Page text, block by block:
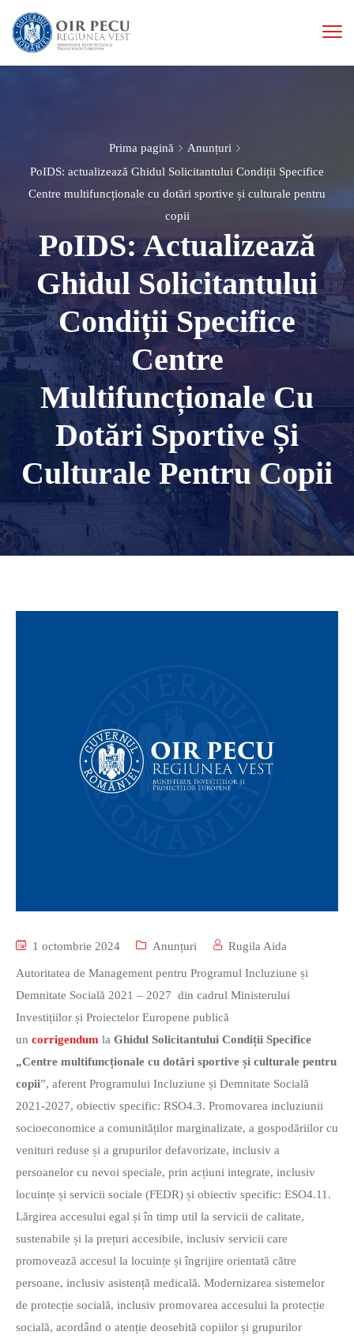
Prima pagină
Anunțuri
PoIDS: actualizează Ghidul Solicitantului Condiții Specifice
Centre multifuncționale cu dotări sportive și culturale pentru
copii
PoIDS: Actualizează
Ghidul Solicitantului
Condiții Specifice
Centre
Multifuncționale Cu
Dotări Sportive Și
Culturale Pentru Copii
1 octombrie 2024 Anunțuri Rugila Aida
Autoritatea de Management pentru Programul Incluziune și
Demnitate Socială 2021 – 2027 din cadrul Ministerului
Investițiilor și Proiectelor Europene publică
un corrigendum la Ghidul Solicitantului Condiții Specifice
„Centre multifuncționale cu dotări sportive și culturale pentru
copii”, aferent Programului Incluziune și Demnitate Socială
2021-2027, obiectiv specific: RSO4.3. Promovarea incluziunii
socioeconomice a comunităților marginalizate, a gospodăriilor cu
venituri reduse și a grupurilor defavorizate, inclusiv a
persoanelor cu nevoi speciale, prin acțiuni integrate, inclusiv
locuințe și servicii sociale (FEDR) și obiectiv specific: ESO4.11.
Lărgirea accesului egal și în timp util la servicii de calitate,
sustenabile și la prețuri accesibile, inclusiv servicii care
promovează accesul la locuințe și îngrijire orientată către
persoane, inclusiv asistență medicală. Modernizarea sistemelor
de protecție socială, inclusiv promovarea accesului la protecție
socială, acordând o atenție deosebită copiilor și grupurilor